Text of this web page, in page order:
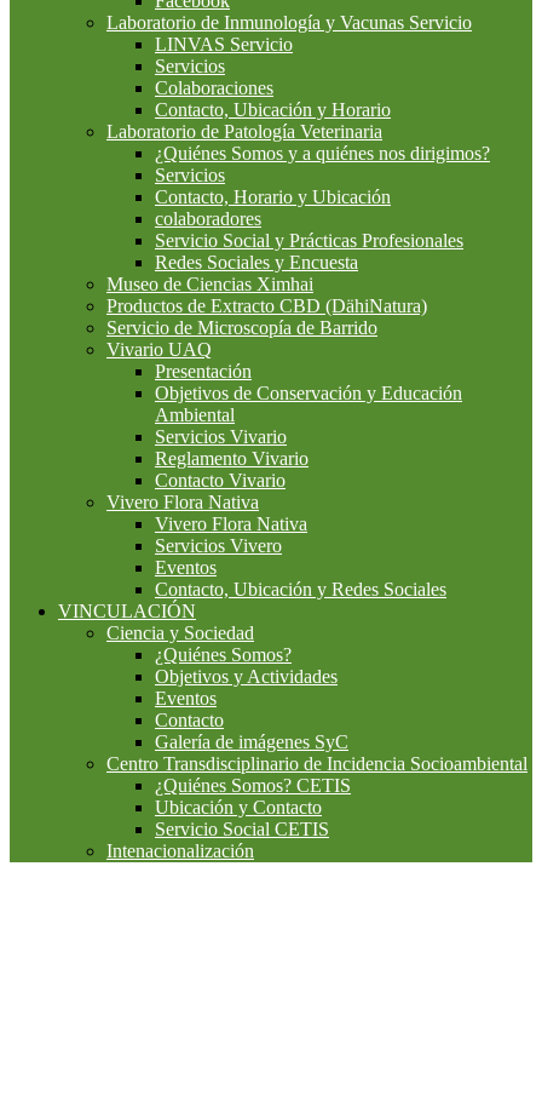
Laboratorio de Inmunología y Vacunas Servicio
LINVAS Servicio
Servicios
Colaboraciones
Contacto, Ubicación y Horario
Laboratorio de Patología Veterinaria
¿Quiénes Somos y a quiénes nos dirigimos?
Servicios
Contacto, Horario y Ubicación
colaboradores
Servicio Social y Prácticas Profesionales
Redes Sociales y Encuesta
Museo de Ciencias Ximhai
Productos de Extracto CBD (DähiNatura)
Servicio de Microscopía de Barrido
Vivario UAQ
Presentación
Objetivos de Conservación y Educación
Ambiental
Servicios Vivario
Reglamento Vivario
Contacto Vivario
Vivero Flora Nativa
Vivero Flora Nativa
Servicios Vivero
Eventos
Contacto, Ubicación y Redes Sociales
VINCULACIÓN
Ciencia y Sociedad
¿Quiénes Somos?
Objetivos y Actividades
Eventos
Contacto
Galería de imágenes SyC
Centro Transdisciplinario de Incidencia Socioambiental
¿Quiénes Somos? CETIS
Ubicación y Contacto
Servicio Social CETIS
Intenacionalización